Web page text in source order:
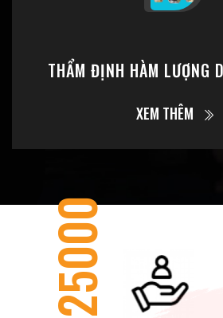
THẨM ĐỊNH HÀM LƯỢNG
XEM THÊM
25000